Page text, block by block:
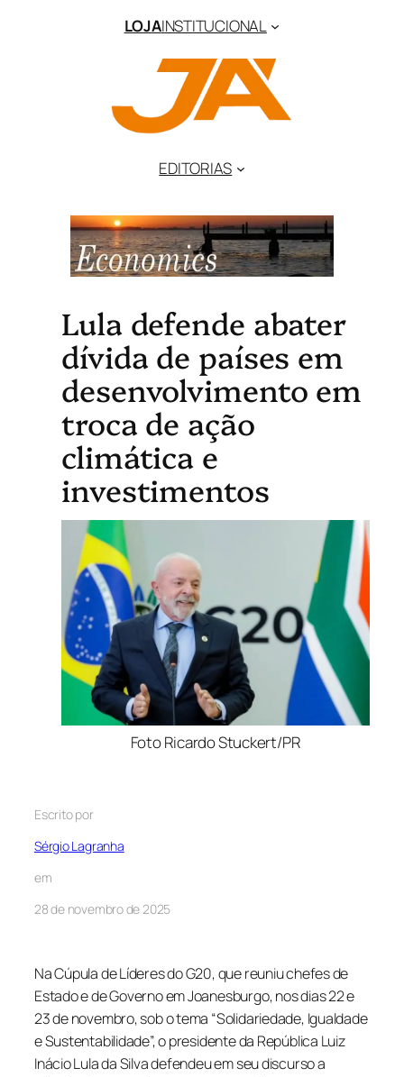
LOJAINSTITUCIONAL
EDITORIAS
Lula defende abater
dívida de países em
desenvolvimento em
troca de ação
climática e
investimentos
Foto Ricardo Stuckert/PR
Escrito por
Sérgio Lagranha
em
28 de novembro de 2025
Na Cúpula de Líderes do G20, que reuniu chefes de
Estado e de Governo em Joanesburgo, nos dias 22 e
23 de novembro, sob o tema “Solidariedade, Igualdade
e Sustentabilidade”, o presidente da República Luiz
Inácio Lula da Silva defendeu em seu discurso a